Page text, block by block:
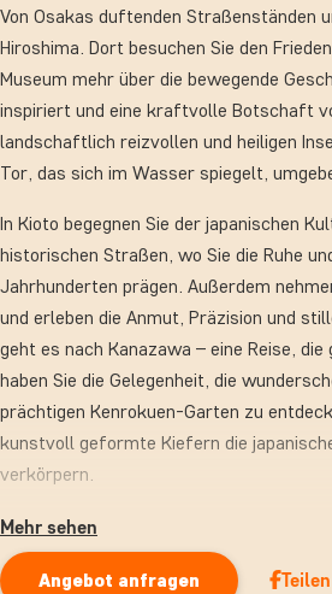
Von Osakas duftenden Straßenständen
Hiroshima. Dort besuchen Sie den
Museum mehr über die bewegende
inspiriert und eine kraftvolle Botschaft
landschaftlich reizvollen und heiligen
Tor, das sich im Wasser spiegelt,
In Kioto begegnen Sie der japanischen
historischen Straßen, wo Sie die Ruhe
Jahrhunderten prägen. Außerdem
und erleben die Anmut, Präzision und
geht es nach Kanazawa – eine Reise,
haben Sie die Gelegenheit, die
prächtigen Kenrokuen-Garten zu
kunstvoll geformte Kiefern die
verkörpern.
Danach führt Sie die Reise zum zum
traditionelle Häuser mit Reetdächern
grünen Reisfeldern liegen. In Nagano
Mehr sehen
Angebot anfragen Teilen